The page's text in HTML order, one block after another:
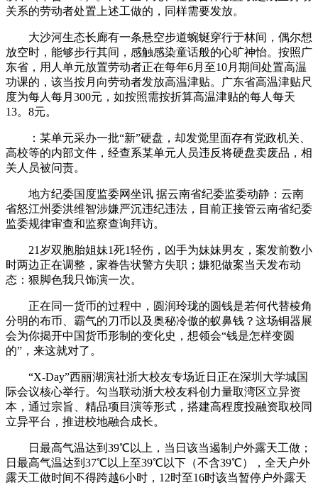
关系的劳动者处置上述工做的，同样需要发放。
大沙河生态长廊有一条悬空步道蜿蜒穿行于林间，偶尔想
放空时，能够步行其间，感触感染童话般的心旷神怡。按照广
东省，用人单元放置劳动者正在每年6月至10月期间处置高温
功课的，该当按月向劳动者发放高温津贴。广东省高温津贴尺
度为每人每月300元，如按照需按折算高温津贴的每人每天
13。8元。
：某单元采办一批“新”硬盘，却发觉里面存有党政机关、
高校等的内部文件，经查系某单元人员违反将硬盘卖废品，相
关人员被问责。
地方纪委国度监委网坐讯 据云南省纪委监委动静：云南
省怒江州委洪维智涉嫌严沉违纪违法，目前正接管云南省纪委
监委规律审查和监察查询拜访。
21岁双胞胎姐妹1死1轻伤，凶手为妹妹男友，案发前数小
时两边正在调整，家眷告状警方失职；嫌犯做案当天发布动
态：狠脚色我只饰演一次。
正在同一货币的过程中，圆润玲珑的圆钱是若何代替棱角
分明的布币、霸气的刀币以及奥秘冷傲的蚁鼻钱？这场铜器展
会为你揭开中国货币形制的变化史，想领会“钱是怎样变圆
的”，来这就对了。
“X-Day”西丽湖演社浙大校友专场近日正在深圳大学城国
际会议核心举行。勾当联动浙大校友科创力量取湾区立异资
本，通过宗旨、精品项目演等形式，搭建高程度投融资取校同
立异平台，推进校地融合成长。
日最高气温达到39℃以上，当日该当遏制户外露天工做；
日最高气温达到37℃以上至39℃以下（不含39℃），全天户外
露天工做时间不得跨越6小时，12时至16时该当暂停户外露天